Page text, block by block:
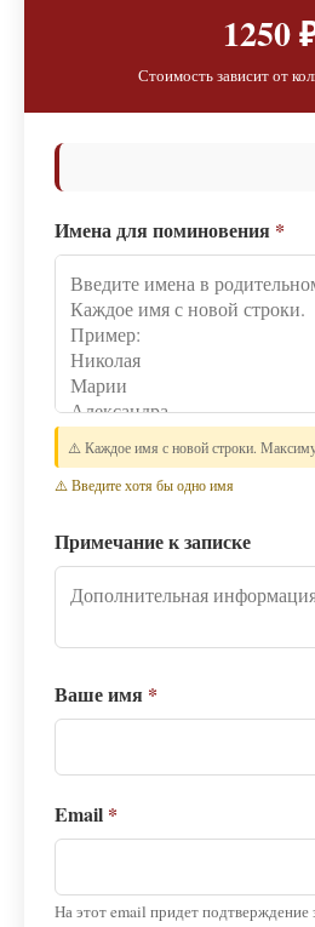
1250
Стоимость зависит от
Имена для поминовения *
⚠️ Каждое имя с новой строки.
⚠️ Введите хотя бы одно имя
Примечание к записке
Ваше имя *
Email *
На этот email придет подтверждение